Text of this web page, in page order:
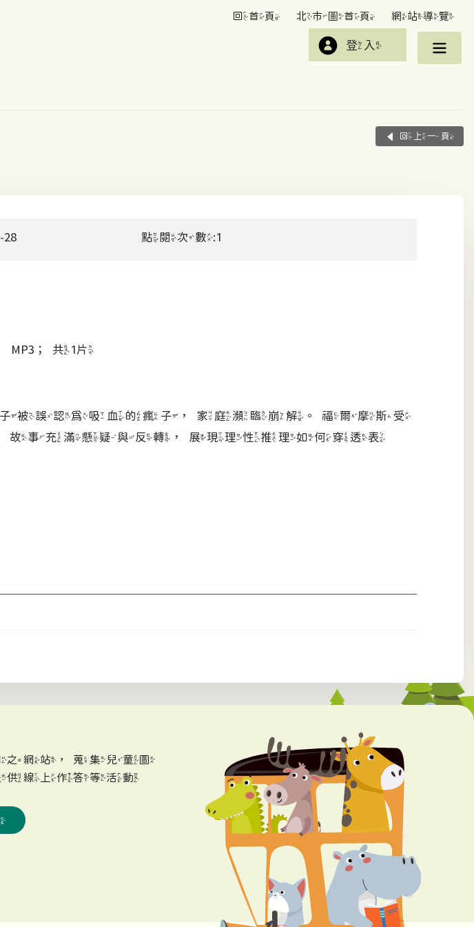
回首頁 北市圖首頁 網站導覽
登入
回上一頁
點閱次數:1
；共1片
被誤認為吸血的瘋子，家庭瀕臨崩解。福爾摩斯受
事充滿懸疑與反轉，展現理性推理如何穿透表
之網站，蒐集兒童圖
供線上作答等活動